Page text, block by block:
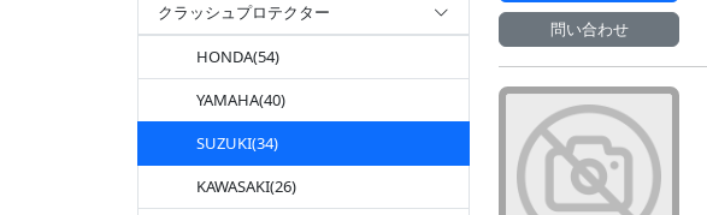
クラッシュプロテクター
HONDA(54)
YAMAHA(40)
SUZUKI(34)
KAWASAKI(26)
問い合わせ